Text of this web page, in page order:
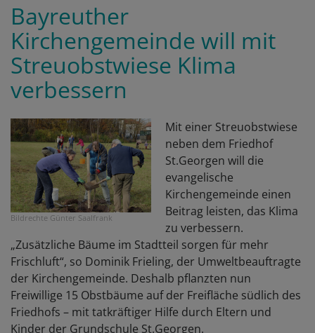
Bayreuther
Kirchengemeinde will mit
Streuobstwiese Klima
verbessern
Bildrechte Günter Saalfrank
Mit einer Streuobstwiese
neben dem Friedhof
St.Georgen will die
evangelische
Kirchengemeinde einen
Beitrag leisten, das Klima
zu verbessern.
„Zusätzliche Bäume im Stadtteil sorgen für mehr
Frischluft“, so Dominik Frieling, der Umweltbeauftragte
der Kirchengemeinde. Deshalb pflanzten nun
Freiwillige 15 Obstbäume auf der Freifläche südlich des
Friedhofs – mit tatkräftiger Hilfe durch Eltern und
Kinder der Grundschule St.Georgen.